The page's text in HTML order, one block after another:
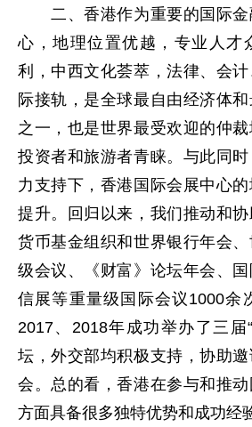
二、香港作为重要的国际金
心，地理位置优越，专业人才
利，中西文化荟萃，法律、会
际接轨，是全球最自由经济体
之一，也是世界最受欢迎的仲
投资者和旅游者青睐。与此同
力支持下，香港国际会展中心
提升。回归以来，我们推动和
货币基金组织和世界银行年会
级会议、《财富》论坛年会、
信展等重量级国际会议1000余
2017、2018年成功举办了三届
坛，外交部均积极支持，协助
会。总的看，香港在参与和推
方面具备很多独特优势和成功经